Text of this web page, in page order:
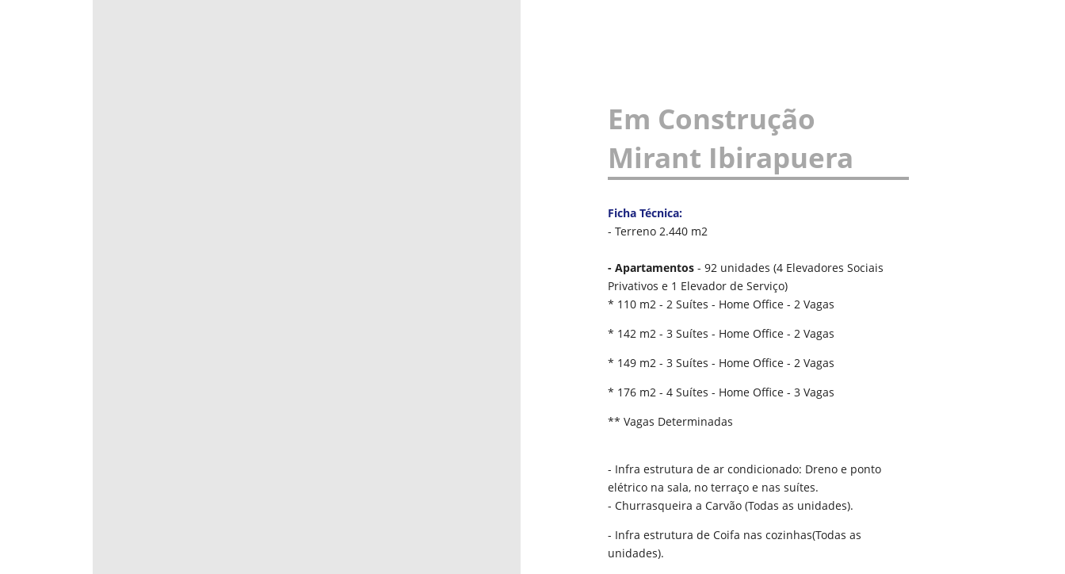
Em Construção
Mirant Ibirapuera
Ficha Técnica:
- Terreno 2.440 m2
- Apartamentos - 92 unidades (4 Elevadores Sociais
Privativos e 1 Elevador de Serviço)
* 110 m2 - 2 Suítes - Home Office - 2 Vagas
* 142 m2 - 3 Suítes - Home Office - 2 Vagas
* 149 m2 - 3 Suítes - Home Office - 2 Vagas
* 176 m2 - 4 Suítes - Home Office - 3 Vagas
** Vagas Determinadas
- Infra estrutura de ar condicionado: Dreno e ponto
elétrico na sala, no terraço e nas suítes.
- Churrasqueira a Carvão (Todas as unidades).
- Infra estrutura de Coifa nas cozinhas(Todas as
unidades).